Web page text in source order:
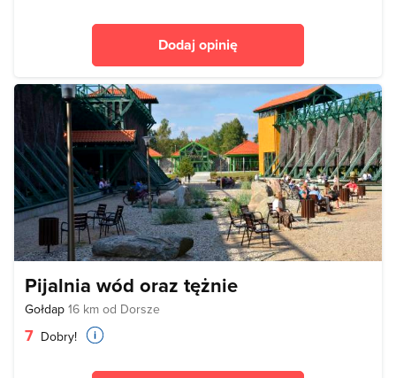
Dodaj opinię
Pijalnia wód oraz tężnie
Gołdap 16 km od Dorsze
7 Dobry!